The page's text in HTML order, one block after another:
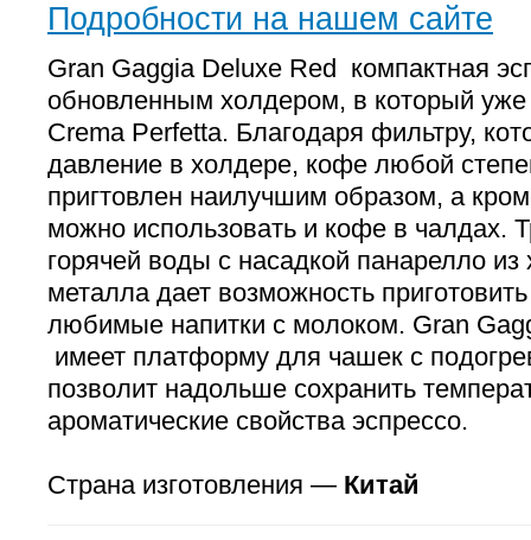
Подробности на нашем сайте
Gran Gaggia Deluxe Red компактная
обновленным холдером, в который уже
Crema Perfetta. Благодаря фильтру,
давление в холдере, кофе любой
пригтовлен наилучшим образом, а
можно использовать и кофе в чалдах.
горячей воды с насадкой панарелло из
металла дает возможность
любимые напитки с молоком. Gran
имеет платформу для чашек с
позволит надольше сохранить
ароматические свойства эспрессо.
Страна изготовления — Китай